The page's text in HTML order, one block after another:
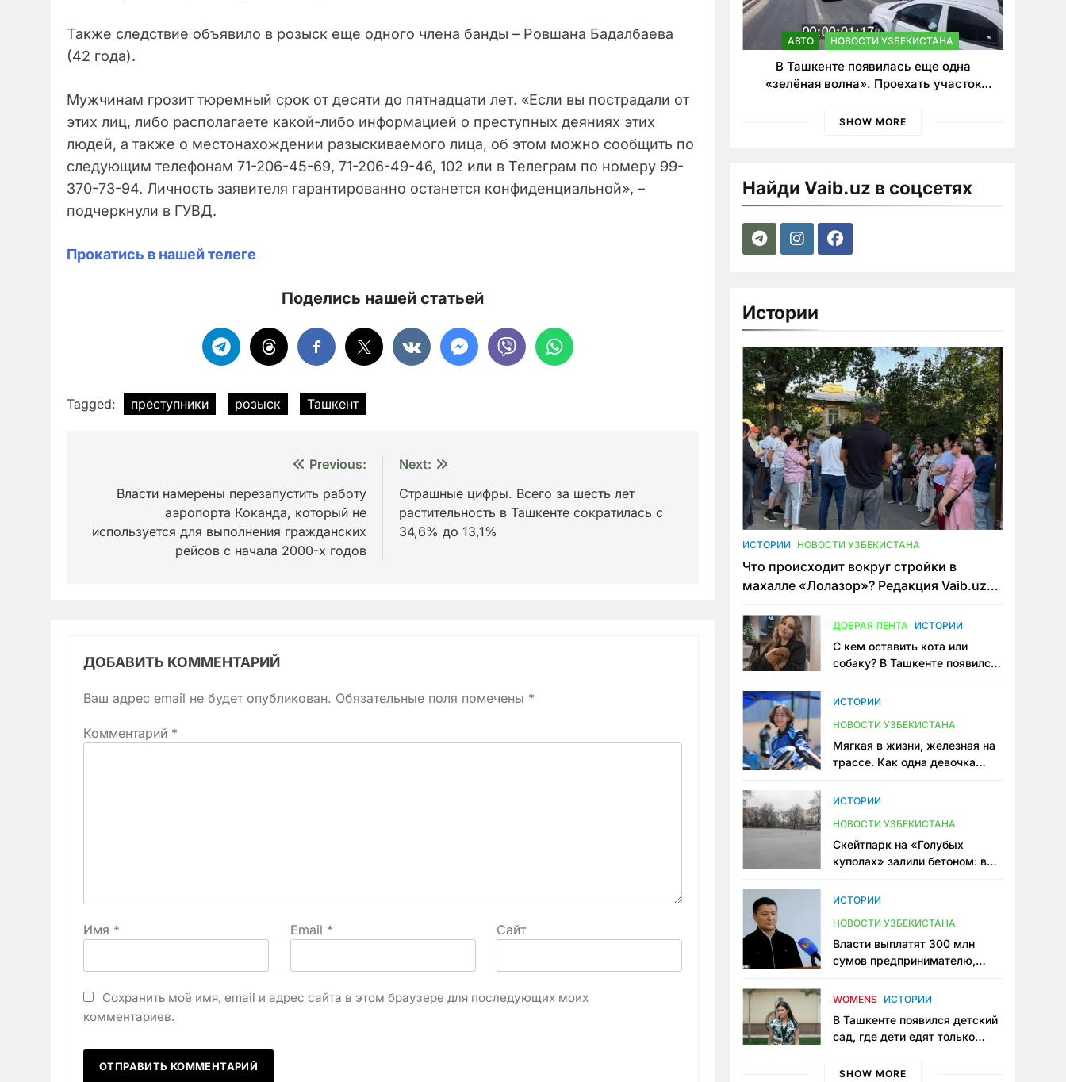
Также следствие объявило в розыск еще одного члена банды – Ровшана Бадалбаева
(42 года).
Мужчинам грозит тюремный срок от десяти до пятнадцати лет. «Если вы пострадали от
этих лиц, либо располагаете какой-либо информацией о преступных деяниях этих
людей, а также о местонахождении разыскиваемого лица, об этом можно сообщить по
следующим телефонам 71-206-45-69, 71-206-49-46, 102 или в Телеграм по номеру 99-
370-73-94. Личность заявителя гарантированно останется конфиденциальной», –
подчеркнули в ГУВД.
Прокатись в нашей телеге
Поделись нашей статьей
Tagged: преступники розыск Ташкент
записям
Previous:
Власти намерены перезапустить работу
аэропорта Коканда, который не
используется для выполнения гражданских
рейсов с начала 2000-х годов
Next:
Страшные цифры. Всего за шесть лет
растительность в Ташкенте сократилась с
34,6% до 13,1%
ДОБАВИТЬ КОММЕНТАРИЙ
Ваш адрес email не будет опубликован. Обязательные поля помечены *
Комментарий *
Имя * Email * Сайт
Сохранить моё имя, email и адрес сайта в этом браузере для последующих моих
комментариев.
АВТО НОВОСТИ УЗБЕКИСТАНА
В Ташкенте появилась еще одна
«зелёная волна». Проехать участок
SHOW MORE
Найди Vaib.uz в соцсетях
Истории
ИСТОРИИ НОВОСТИ УЗБЕКИСТАНА
Что происходит вокруг стройки в
махалле «Лолазор»? Редакция Vaib.uz
конфликта
ДОБРАЯ ЛЕНТА ИСТОРИИ
С кем оставить кота или
собаку? В Ташкенте появился
ИСТОРИИ
НОВОСТИ УЗБЕКИСТАНА
Мягкая в жизни, железная на
трассе. Как одна девочка
Узбекистане
ИСТОРИИ
НОВОСТИ УЗБЕКИСТАНА
Скейтпарк на «Голубых
куполах» залили бетоном: в
одно общественное
ИСТОРИИ
НОВОСТИ УЗБЕКИСТАНА
Власти выплатят 300 млн
сумов предпринимателю,
тюрьме по незаконному
WOMENS ИСТОРИИ
В Ташкенте появился детский
сад, где дети едят только
мама, которая устала просить
SHOW MORE